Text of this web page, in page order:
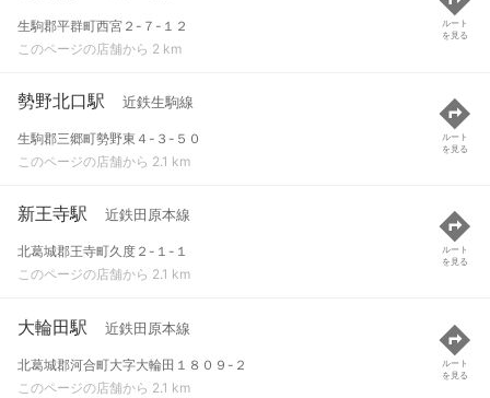
生駒郡平群町西宮２-７-１２
このページの店舗から 2 km
ルート
を見る
勢野北口駅 近鉄生駒線
生駒郡三郷町勢野東４-３-５０
このページの店舗から 2.1 km
ルート
を見る
新王寺駅 近鉄田原本線
北葛城郡王寺町久度２-１-１
このページの店舗から 2.1 km
ルート
を見る
大輪田駅 近鉄田原本線
北葛城郡河合町大字大輪田１８０９-２
このページの店舗から 2.1 km
ルート
を見る